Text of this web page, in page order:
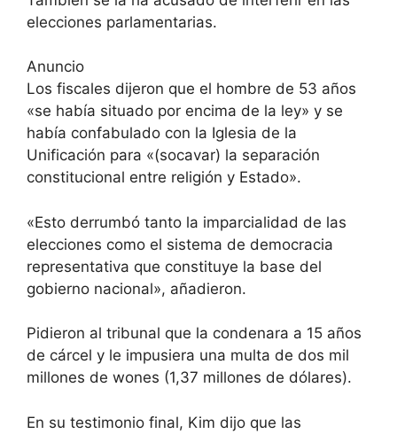
elecciones parlamentarias.
Anuncio
Los fiscales dijeron que el hombre de 53 años
«se había situado por encima de la ley» y se
había confabulado con la Iglesia de la
Unificación para «(socavar) la separación
constitucional entre religión y Estado».
«Esto derrumbó tanto la imparcialidad de las
elecciones como el sistema de democracia
representativa que constituye la base del
gobierno nacional», añadieron.
Pidieron al tribunal que la condenara a 15 años
de cárcel y le impusiera una multa de dos mil
millones de wones (1,37 millones de dólares).
En su testimonio final, Kim dijo que las